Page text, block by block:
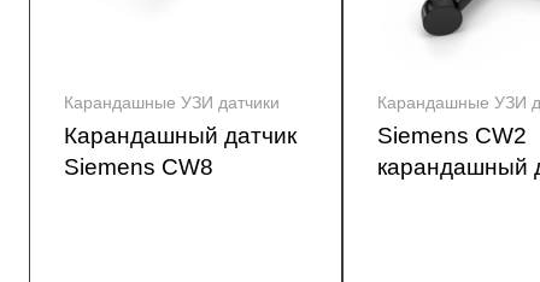
Карандашные УЗИ датчики
Карандашный датчик
Siemens CW8
Карандашные УЗИ
Siemens CW2
карандашный